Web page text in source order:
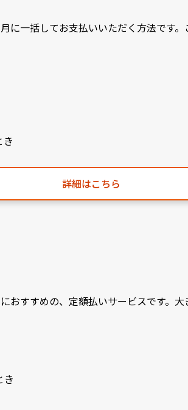
に一括してお支払いいただく方法です
き
詳細はこちら
おすすめの、定額払いサービスです。
き